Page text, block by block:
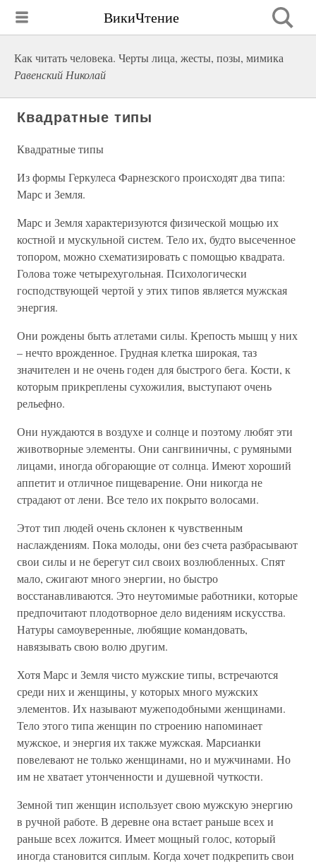
ВикиЧтение
Как читать человека. Черты лица, жесты, позы, мимика
Равенский Николай
Квадратные типы
Квадратные типы
Из формы Геркулеса Фарнезского происходят два типа:
Марс и Земля.
Марс и Земля характеризуются физической мощью их
костной и мускульной систем. Тело их, будто высеченное
топором, можно схематизировать с помощью квадрата.
Голова тоже четырехугольная. Психологически
господствующей чертой у этих типов является мужская
энергия.
Они рождены быть атлетами силы. Крепость мышц у них
– нечто врожденное. Грудная клетка широкая, таз
значителен и не очень годен для быстрого бега. Кости, к
которым прикреплены сухожилия, выступают очень
рельефно.
Они нуждаются в воздухе и солнце и поэтому любят эти
животворные элементы. Они сангвиничны, с румяными
лицами, иногда обгорающие от солнца. Имеют хороший
аппетит и отличное пищеварение. Они никогда не
страдают от лени. Все тело их покрыто волосами.
Этот тип людей очень склонен к чувственным
наслаждениям. Пока молоды, они без счета разбрасывают
свои силы и не берегут сил своих возлюбленных. Спят
мало, сжигают много энергии, но быстро
восстанавливаются. Это неутомимые работники, которые
предпочитают плодотворное дело видениям искусства.
Натуры самоуверенные, любящие командовать,
навязывать свою волю другим.
Хотя Марс и Земля чисто мужские типы, встречаются
среди них и женщины, у которых много мужских
элементов. Их называют мужеподобными женщинами.
Тело этого типа женщин по строению напоминает
мужское, и энергия их также мужская. Марсианки
повелевают не только женщинами, но и мужчинами. Но
им не хватает утонченности и душевной чуткости.
Земной тип женщин использует свою мужскую энергию
в ручной работе. В деревне она встает раньше всех и
раньше всех ложится. Имеет мощный голос, который
иногда становится сиплым. Когда хочет подкрепить свои